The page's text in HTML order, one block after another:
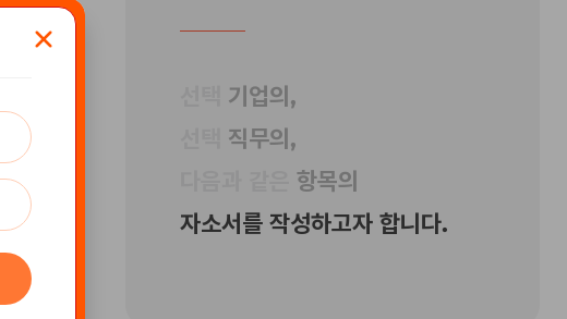
기업의,
직무의,
항목의
자소서를 작성하고자 합니다.